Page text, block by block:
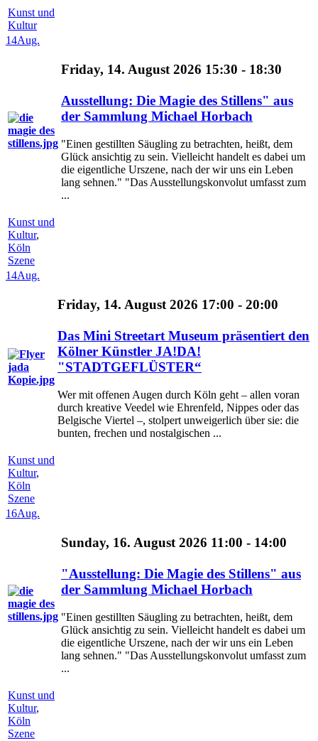
Kunst und
Kultur
14Aug.
Friday, 14. August 2026 15:30 - 18:30
Ausstellung: Die Magie des Stillens" aus
der Sammlung Michael Horbach
"Einen gestillten Säugling zu betrachten, heißt, dem
Glück ansichtig zu sein. Vielleicht handelt es dabei um
die eigentliche Urszene, nach der wir uns ein Leben
lang sehnen." "Das Ausstellungskonvolut umfasst zum
...
Kunst und
Kultur,
Köln
Szene
14Aug.
Friday, 14. August 2026 17:00 - 20:00
Das Mini Streetart Museum präsentiert den
Kölner Künstler JA!DA!
"STADTGEFLÜSTER“
Wer mit offenen Augen durch Köln geht – allen voran
durch kreative Veedel wie Ehrenfeld, Nippes oder das
Belgische Viertel –, stolpert unweigerlich über sie: die
bunten, frechen und nostalgischen ...
Kunst und
Kultur,
Köln
Szene
16Aug.
Sunday, 16. August 2026 11:00 - 14:00
"Ausstellung: Die Magie des Stillens" aus
der Sammlung Michael Horbach
"Einen gestillten Säugling zu betrachten, heißt, dem
Glück ansichtig zu sein. Vielleicht handelt es dabei um
die eigentliche Urszene, nach der wir uns ein Leben
lang sehnen." "Das Ausstellungskonvolut umfasst zum
...
Kunst und
Kultur,
Köln
Szene